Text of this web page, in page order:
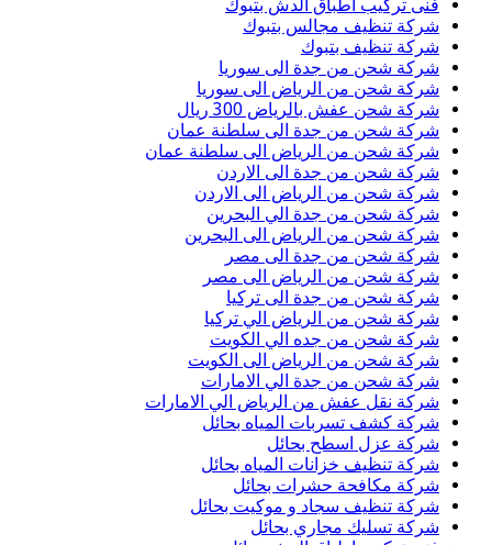
فنى تركيب اطباق الدش بتبوك
شركة تنظيف مجالس بتبوك
شركة تنظيف بتبوك
شركة شحن من جدة الى سوريا
شركة شحن من الرياض الى سوريا
شركة شحن عفش بالرياض 300 ريال
شركة شحن من جدة الى سلطنة عمان
شركة شحن من الرياض الى سلطنة عمان
شركة شحن من جدة الى الاردن
شركة شحن من الرياض الى الاردن
شركة شحن من جدة الي البحرين
شركة شحن من الرياض الى البحرين
شركة شحن من جدة الى مصر
شركة شحن من الرياض الى مصر
شركة شحن من جدة الى تركيا
شركة شحن من الرياض الي تركيا
شركة شحن من جده الي الكويت
شركة شحن من الرياض الى الكويت
شركة شحن من جدة الي الامارات
شركة نقل عفش من الرياض الي الامارات
شركة كشف تسربات المياه بحائل
شركة عزل اسطح بحائل
شركة تنظيف خزانات المياه بحائل
شركة مكافحة حشرات بحائل
شركة تنظيف سجاد و موكيت بحائل
شركة تسليك مجاري بحائل